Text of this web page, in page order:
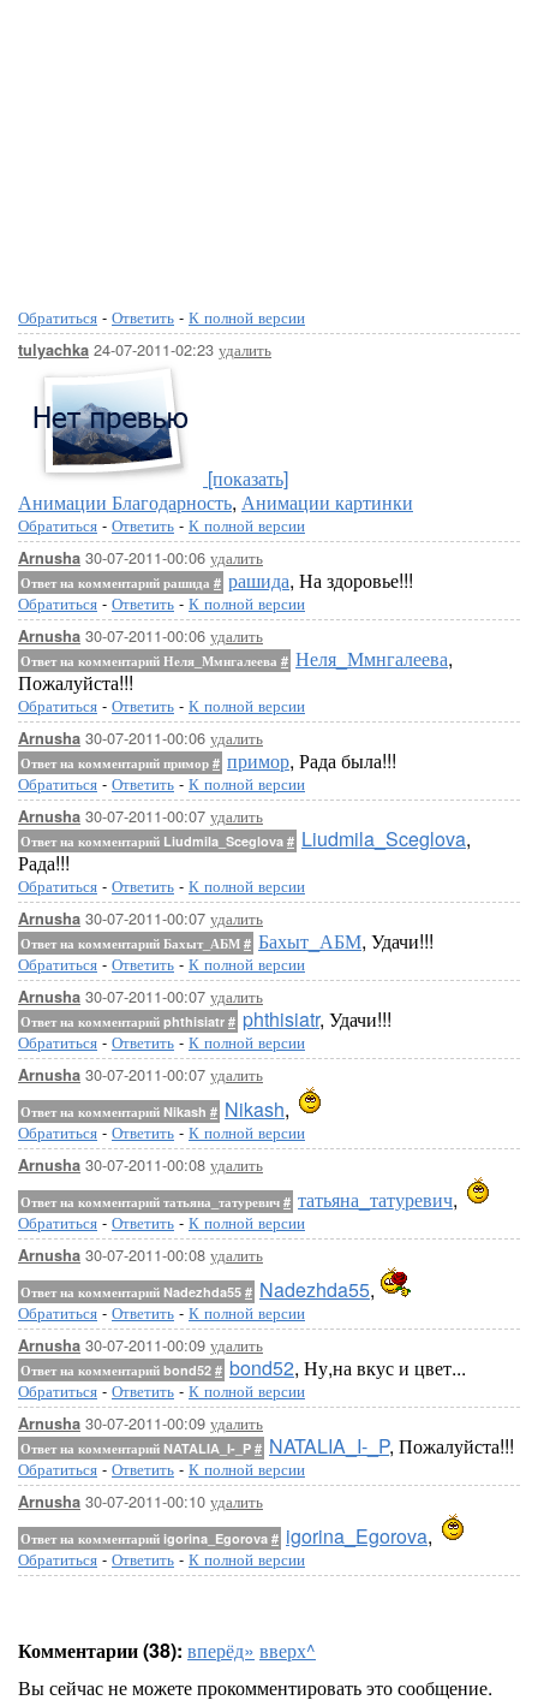
Обратиться - Ответить - К полной версии
tulyachka 24-07-2011-02:23 удалить
[показать]
Анимации Благодарность, Анимации картинки
Обратиться - Ответить - К полной версии
Arnusha 30-07-2011-00:06 удалить
Ответ на комментарий рашида # рашида, На здоровье!!!
Обратиться - Ответить - К полной версии
Arnusha 30-07-2011-00:06 удалить
Ответ на комментарий Неля_Ммнгалеева # Неля_Ммнгалеева,
Пожалуйста!!!
Обратиться - Ответить - К полной версии
Arnusha 30-07-2011-00:06 удалить
Ответ на комментарий примор # примор, Рада была!!!
Обратиться - Ответить - К полной версии
Arnusha 30-07-2011-00:07 удалить
Ответ на комментарий Liudmila_Sceglova # Liudmila_Sceglova,
Рада!!!
Обратиться - Ответить - К полной версии
Arnusha 30-07-2011-00:07 удалить
Ответ на комментарий Бахыт_АБМ # Бахыт_АБМ, Удачи!!!
Обратиться - Ответить - К полной версии
Arnusha 30-07-2011-00:07 удалить
Ответ на комментарий phthisiatr # phthisiatr, Удачи!!!
Обратиться - Ответить - К полной версии
Arnusha 30-07-2011-00:07 удалить
Ответ на комментарий Nikash # Nikash,
Обратиться - Ответить - К полной версии
Arnusha 30-07-2011-00:08 удалить
Ответ на комментарий татьяна_татуревич # татьяна_татуревич,
Обратиться - Ответить - К полной версии
Arnusha 30-07-2011-00:08 удалить
Ответ на комментарий Nadezhda55 # Nadezhda55,
Обратиться - Ответить - К полной версии
Arnusha 30-07-2011-00:09 удалить
Ответ на комментарий bond52 # bond52, Ну,на вкус и цвет...
Обратиться - Ответить - К полной версии
Arnusha 30-07-2011-00:09 удалить
Ответ на комментарий NATALIA_I-_P # NATALIA_I-_P, Пожалуйста!!!
Обратиться - Ответить - К полной версии
Arnusha 30-07-2011-00:10 удалить
Ответ на комментарий igorina_Egorova # igorina_Egorova,
Обратиться - Ответить - К полной версии
Комментарии (38): вперёд» вверх^
Вы сейчас не можете прокомментировать это сообщение.